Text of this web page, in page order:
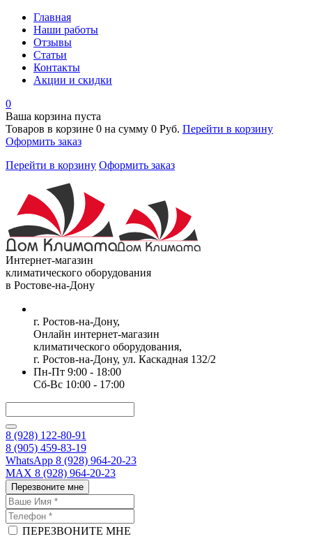
Главная
Наши работы
Отзывы
Статьи
Контакты
Акции и скидки
0
Ваша корзина пуста
Товаров в корзине 0 на сумму 0 Руб. Перейти в корзину
Оформить заказ
Перейти в корзину Оформить заказ
Интернет-магазин
климатического оборудования
в Ростове-на-Дону
г. Ростов-на-Дону,
Онлайн интернет-магазин
климатического оборудования,
г. Ростов-на-Дону, ул. Каскадная 132/2
Пн-Пт 9:00 - 18:00
Сб-Вс 10:00 - 17:00
8 (928) 122-80-91
8 (905) 459-83-19
WhatsApp 8 (928) 964-20-23
MAX 8 (928) 964-20-23
Перезвоните мне
ПЕРЕЗВОНИТЕ МНЕ